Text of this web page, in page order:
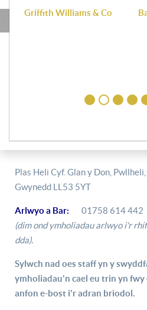
Griffith Williams & Co
Plas Heli Cyf. Glan y Don, Pwllheli,
Gwynedd LL53 5YT
Arlwyo a Bar:
01758 614 442
(dim ond ymholiadau arlwyo i'r
dda).
Sylwch nad oes staff yn y
ymholiadau'n cael eu trin yn fwy
anfon e-bost i'r adran briodol.